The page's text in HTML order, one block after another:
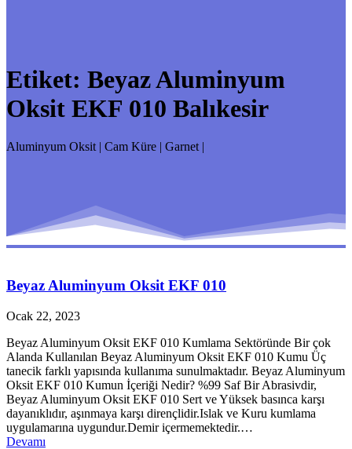
Etiket: Beyaz Aluminyum
Oksit EKF 010 Balıkesir
Aluminyum Oksit | Cam Küre | Garnet |
Beyaz Aluminyum Oksit EKF 010
Ocak 22, 2023
Beyaz Aluminyum Oksit EKF 010 Kumlama Sektöründe Bir çok
Alanda Kullanılan Beyaz Aluminyum Oksit EKF 010 Kumu Üç
tanecik farklı yapısında kullanıma sunulmaktadır. Beyaz Aluminyum
Oksit EKF 010 Kumun İçeriği Nedir? %99 Saf Bir Abrasivdir,
Beyaz Aluminyum Oksit EKF 010 Sert ve Yüksek basınca karşı
dayanıklıdır, aşınmaya karşı dirençlidir.Islak ve Kuru kumlama
uygulamarına uygundur.Demir içermemektedir.…
Devamı